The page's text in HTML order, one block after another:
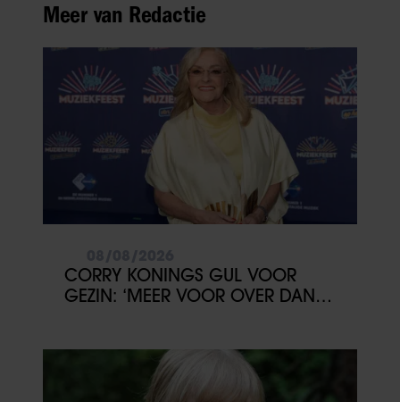
Meer van Redactie
CORRY KONINGS GUL VOOR
GEZIN: ‘MEER VOOR OVER DAN